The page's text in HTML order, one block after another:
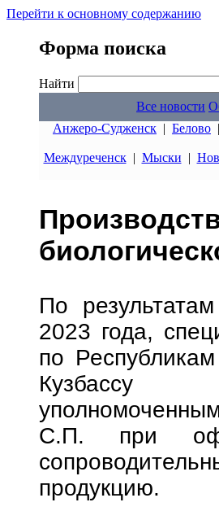
Перейти к основному содержанию
Форма поиска
Найти
Все новости
Анжеро-Судженск | Белово |
Междуреченск| Мыски |
По
2023 года,
по
Кузбассу
С.П. при
продукцию.